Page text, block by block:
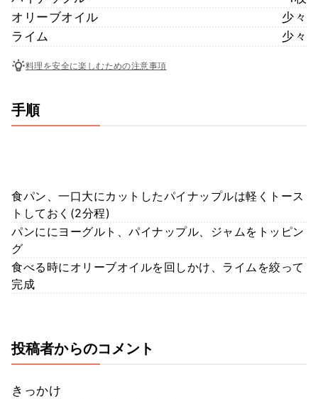
オリーブオイル
少々
ライム
少々
料理を安全に楽しむための注意事項
手順
食パン、一口大にカットしたパイナップルは軽くトース
トしておく(2分程)
パンににヨーグルト、パイナップル、ジャムをトッピン
グ
食べる時にオリーブオイルを回しかけ、ライムを絞って
完成
投稿者からのコメント
きっかけ